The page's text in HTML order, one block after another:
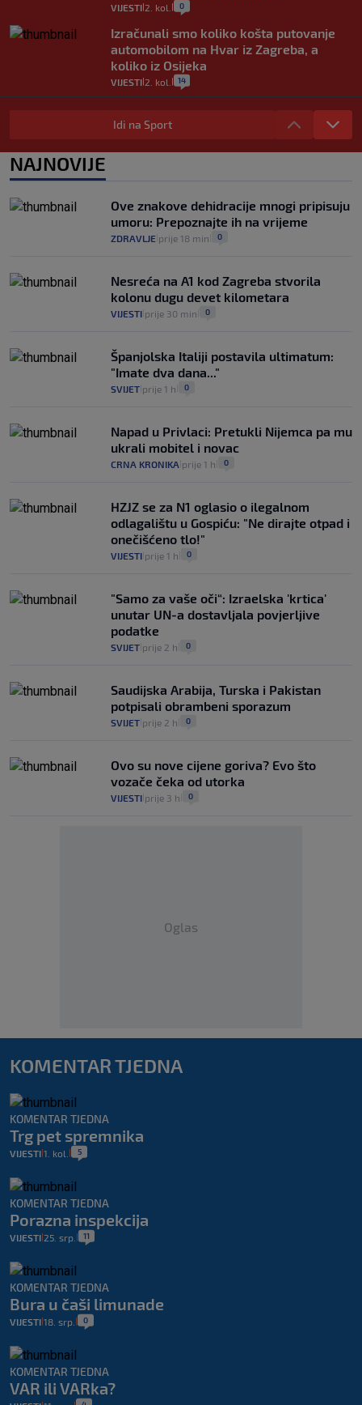
VIJESTI 2. kol. 0
Izračunali smo koliko košta putovanje
automobilom na Hvar iz Zagreba, a
koliko iz Osijeka
VIJESTI 2. kol. 14
"Kći je otišla na more, a zaboravila
zdravstvenu iskaznicu". Kakva su prava
pacijenata izvan mjesta prebivališta?
1
junaci naših priča budu oni koji pomažu,
a ne oni koji su pobijedili nekoga"
| 2
Idi na Sport
NAJNOVIJE
Ove znakove dehidracije mnogi pripisuju
umoru: Prepoznajte ih na vrijeme
ZDRAVLJE prije 18 min 0
Nesreća na A1 kod Zagreba stvorila
kolonu dugu devet kilometara
VIJESTI prije 30 min 0
Španjolska Italiji postavila ultimatum:
"Imate dva dana..."
SVIJET prije 1 h 0
Napad u Privlaci: Pretukli Nijemca pa mu
ukrali mobitel i novac
CRNA KRONIKA prije 1 h 0
HZJZ se za N1 oglasio o ilegalnom
odlagalištu u Gospiću: "Ne dirajte otpad i
onečišćeno tlo!"
VIJESTI prije 1 h 0
"Samo za vaše oči“: Izraelska 'krtica'
unutar UN-a dostavljala povjerljive
podatke
SVIJET prije 2 h 0
Saudijska Arabija, Turska i Pakistan
potpisali obrambeni sporazum
SVIJET prije 2 h 0
Ovo su nove cijene goriva? Evo što
vozače čeka od utorka
VIJESTI prije 3 h 0
Oglas
KOMENTAR TJEDNA
KOMENTAR TJEDNA
Trg pet spremnika
VIJESTI 1. kol. 5
KOMENTAR TJEDNA
Porazna inspekcija
VIJESTI 25. srp. 11
KOMENTAR TJEDNA
Bura u čaši limunade
VIJESTI 18. srp. 0
KOMENTAR TJEDNA
VAR ili VARka?